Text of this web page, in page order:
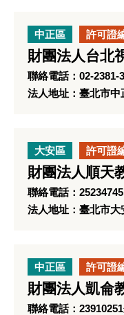
中正區 許可證
財團法人台北
聯絡電話：02-2381-
法人地址：臺北市
大安區 許可證
財團法人順天
聯絡電話：25234745
法人地址：臺北市大
中正區 許可證
財團法人凱侖
聯絡電話：